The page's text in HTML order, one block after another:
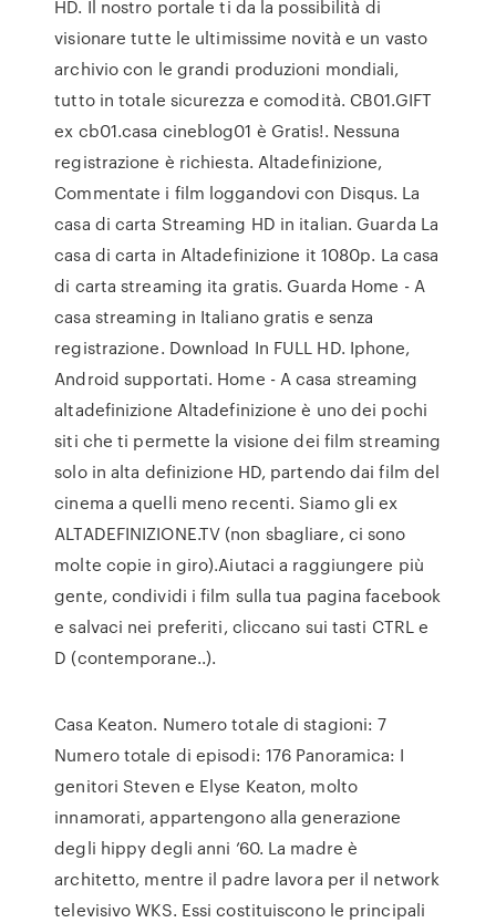
HD. Il nostro portale ti da la possibilità di
visionare tutte le ultimissime novità e un vasto
archivio con le grandi produzioni mondiali,
tutto in totale sicurezza e comodità. CB01.GIFT
ex cb01.casa cineblog01 è Gratis!. Nessuna
registrazione è richiesta. Altadefinizione,
Commentate i film loggandovi con Disqus. La
casa di carta Streaming HD in italian. Guarda La
casa di carta in Altadefinizione it 1080p. La casa
di carta streaming ita gratis. Guarda Home - A
casa streaming in Italiano gratis e senza
registrazione. Download In FULL HD. Iphone,
Android supportati. Home - A casa streaming
altadefinizione Altadefinizione è uno dei pochi
siti che ti permette la visione dei film streaming
solo in alta definizione HD, partendo dai film del
cinema a quelli meno recenti. Siamo gli ex
ALTADEFINIZIONE.TV (non sbagliare, ci sono
molte copie in giro).Aiutaci a raggiungere più
gente, condividi i film sulla tua pagina facebook
e salvaci nei preferiti, cliccano sui tasti CTRL e
D (contemporane..).
Casa Keaton. Numero totale di stagioni: 7
Numero totale di episodi: 176 Panoramica: I
genitori Steven e Elyse Keaton, molto
innamorati, appartengono alla generazione
degli hippy degli anni ’60. La madre è
architetto, mentre il padre lavora per il network
televisivo WKS. Essi costituiscono le principali